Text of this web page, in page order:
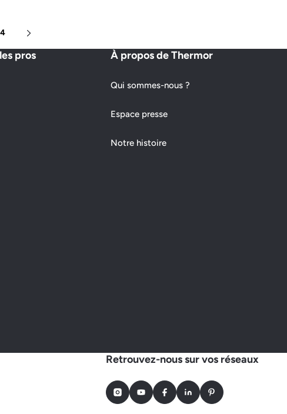
Page suivante
pros À propos de Thermor
Qui sommes-nous ?
Espace presse
Notre histoire
Retrouvez-nous sur vos réseaux
InstagramYoutubeFacebookLinkedInPinterest